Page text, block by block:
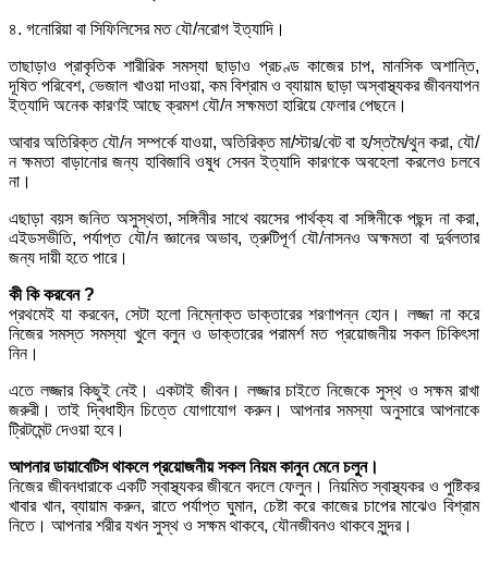
৪. গনোরিয়া বা সিফিলিসের মত যৌ/নরোগ ইত্যাদি।
তাছাড়াও প্রাকৃতিক শারীরিক সমস্যা ছাড়াও প্রচণ্ড কাজের চাপ, মানসিক অশান্তি,
দূষিত পরিবেশ, ভেজাল খাওয়া দাওয়া, কম বিশ্রাম ও ব্যায়াম ছাড়া অস্বাস্থ্যকর জীবনযাপন
ইত্যাদি অনেক কারণই আছে ক্রমশ যৌ/ন সক্ষমতা হারিয়ে ফেলার পেছনে।
আবার অতিরিক্ত যৌ/ন সম্পর্কে যাওয়া, অতিরিক্ত মা/স্টার/বেট বা হ/স্তমৈ/থুন করা, যৌ/
ন ক্ষমতা বাড়ানোর জন্য হাবিজাবি ওষুধ সেবন ইত্যাদি কারণকে অবহেলা করলেও চলবে
না।
এছাড়া বয়স জনিত অসুস্থতা, সঙ্গিনীর সাথে বয়সের পার্থক্য বা সঙ্গিনীকে পছন্দ না করা,
এইডসভীতি, পর্যাপ্ত যৌ/ন জ্ঞানের অভাব, ত্রুটিপূর্ণ যৌ/নাসনও অক্ষমতা বা দুর্বলতার
জন্য দায়ী হতে পারে।
কী কি করবেন ?
প্রথমেই যা করবেন, সেটা হলো নিম্নোক্ত ডাক্তারের শরণাপন্ন হোন। লজ্জা না করে
নিজের সমস্ত সমস্যা খুলে বলুন ও ডাক্তারের পরামর্শ মত প্রয়োজনীয় সকল চিকিৎসা
নিন।
এতে লজ্জার কিছুই নেই। একটাই জীবন। লজ্জার চাইতে নিজেকে সুস্থ ও সক্ষম রাখা
জরুরী। তাই দ্বিধাহীন চিত্তে যোগাযোগ করুন। আপনার সমস্যা অনুসারে আপনাকে
ট্রিটমেন্ট দেওয়া হবে।
আপনার ডায়াবেটিস থাকলে প্রয়োজনীয় সকল নিয়ম কানুন মেনে চলুন।
নিজের জীবনধারাকে একটি স্বাস্থ্যকর জীবনে বদলে ফেলুন। নিয়মিত স্বাস্থ্যকর ও পুষ্টিকর
খাবার খান, ব্যায়াম করুন, রাতে পর্যাপ্ত ঘুমান, চেষ্টা করে কাজের চাপের মাঝেও বিশ্রাম
নিতে। আপনার শরীর যখন সুস্থ ও সক্ষম থাকবে, যৌনজীবনও থাকবে সুন্দর।